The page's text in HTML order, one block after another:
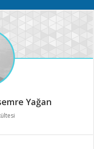
Mobil
Yağan